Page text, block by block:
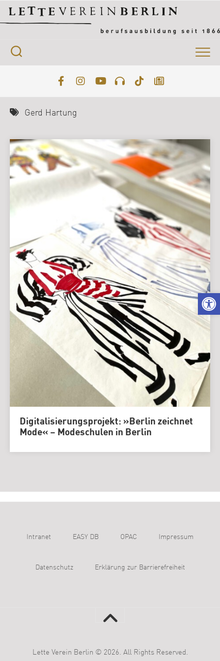
content
Gerd Hartung
Digitalisierungsprojekt: »Berlin zeichnet
Mode« – Modeschulen in Berlin
Intranet EASY DB OPAC Impressum
Datenschutz Erklärung zur Barrierefreiheit
Lette Verein Berlin © 2026. All Rights Reserved.